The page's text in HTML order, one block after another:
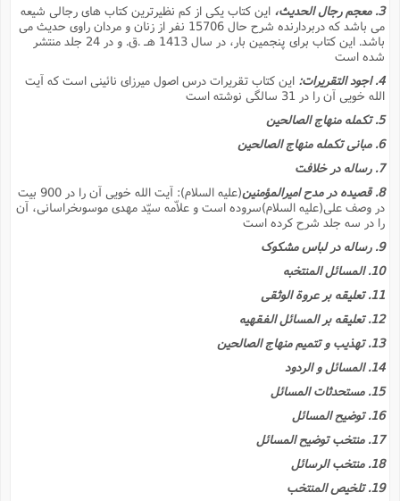
3. معجم رجال الحدیث،
این کتاب یکى از کم نظیرترین کتاب هاى رجالى شیعه
مى باشد که دربردارنده شرح حال 15706 نفر از زنان و مردان راوى حدیث مى
باشد. این کتاب براى پنجمین بار، در سال 1413 هـ .ق. و در 24 جلد منتشر
شده است
4. اجود التقریرات:
این کتاب تقریرات درس اصول میرزاى نائینى است که آیت
الله خویى آن را در 31 سالگى نوشته است
5. تکمله منهاج الصالحین
6. مبانى تکمله منهاج الصالحین
7. رساله در خلافت
8. قصیده در مدح امیرالمؤمنین
(علیه السلام): آیت الله خویى آن را در 900 بیت
در وصف على(علیه السلام)سروده است و علاّمه سیّد مهدى موسوىخراسانى، آن
را در سه جلد شرح کرده است
9. رساله در لباس مشکوک
10. المسائل المنتخبه
11. تعلیقه بر عروة الوثقى
12. تعلیقه بر المسائل الفقهیه
13. تهذیب و تتمیم منهاج الصالحین
14. المسائل و الردود
15. مستحدثات المسائل
16. توضیح المسائل
17. منتخب توضیح المسائل
18. منتخب الرسائل
19. تلخیص المنتخب